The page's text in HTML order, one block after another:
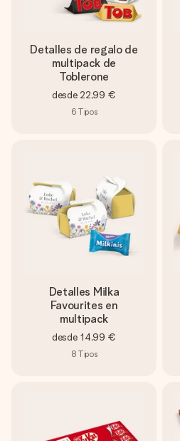
Detalles de regalo de
multipack de
Toblerone
desde 22,99 €
6 Tipos
Detalles Milka
Favourites en
multipack
desde 14,99 €
8 Tipos